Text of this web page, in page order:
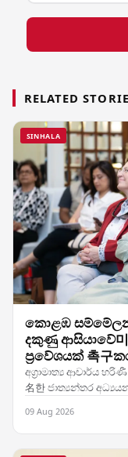
RELATED
SINHALA
කොළඹ
දකුණු ආසියාවේ
ප්‍රවේශයක් 촉구
අග්‍රාමාත්‍ය ආචාර්ය
名한 ජාත්‍යන්තර
09 Aug 2026